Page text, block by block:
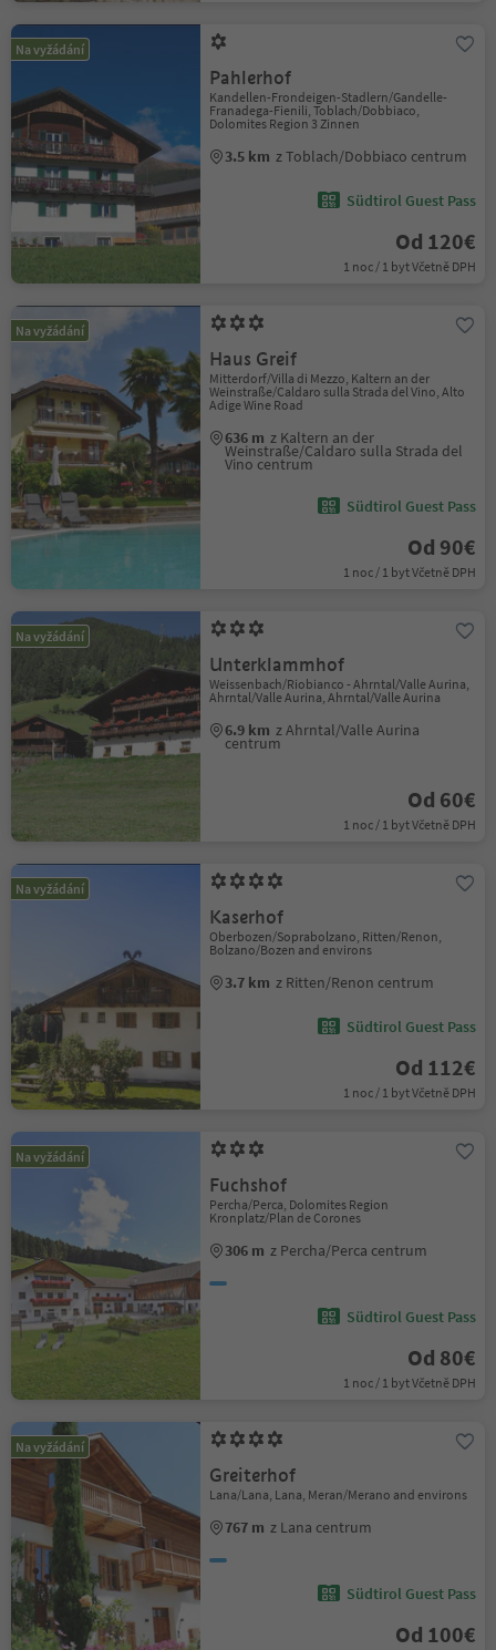
Na vyžádání
Pahlerhof
Kandellen-Frondeigen-Stadlern/Gandelle-
Franadega-Fienili, Toblach/Dobbiaco,
Dolomites Region 3 Zinnen
3.5 km z Toblach/Dobbiaco centrum
Südtirol Guest Pass
Od 120€
1 noc / 1 byt Včetně DPH
Na vyžádání
Haus Greif
Mitterdorf/Villa di Mezzo, Kaltern an der
Weinstraße/Caldaro sulla Strada del Vino, Alto
Adige Wine Road
636 m z Kaltern an der
Weinstraße/Caldaro sulla Strada del
Vino centrum
Südtirol Guest Pass
Od 90€
1 noc / 1 byt Včetně DPH
Na vyžádání
Unterklammhof
Weissenbach/Riobianco - Ahrntal/Valle Aurina,
Ahrntal/Valle Aurina, Ahrntal/Valle Aurina
6.9 km z Ahrntal/Valle Aurina
centrum
Od 60€
1 noc / 1 byt Včetně DPH
Na vyžádání
Kaserhof
Oberbozen/Soprabolzano, Ritten/Renon,
Bolzano/Bozen and environs
3.7 km z Ritten/Renon centrum
Südtirol Guest Pass
Od 112€
1 noc / 1 byt Včetně DPH
Na vyžádání
Fuchshof
Percha/Perca, Dolomites Region
Kronplatz/Plan de Corones
306 m z Percha/Perca centrum
Südtirol Guest Pass
Od 80€
1 noc / 1 byt Včetně DPH
Na vyžádání
Greiterhof
Lana/Lana, Lana, Meran/Merano and environs
767 m z Lana centrum
Südtirol Guest Pass
Od 100€